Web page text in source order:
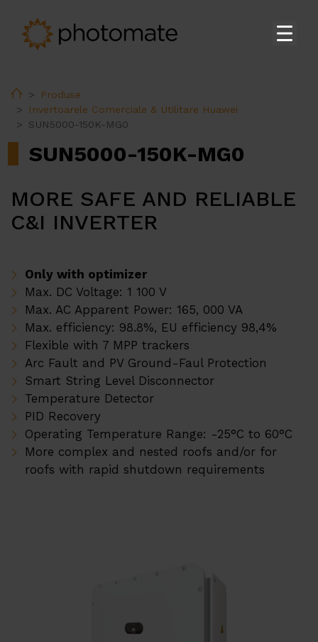
HomeProduse
Invertoarele Comerciale & Utilitare Huawei
SUN5000-150K-MG0
SUN5000-150K-MG0
MORE SAFE AND RELIABLE
C&I INVERTER
Only with optimizer
Max. DC Voltage: 1 100 V
Max. AC Apparent Power: 165, 000 VA
Max. efficiency: 98.8%, EU efficiency 98,4%
Flexible with 7 MPP trackers
Arc Fault and PV Ground-Faul Protection
Smart String Level Disconnector
Temperature Detector
PID Recovery
Operating Temperature Range: -25°C to 60°C
More complex and nested roofs and/or for
roofs with rapid shutdown requirements
Produse
Invertoarele Rezidențiale Huawei
Invertoarele Comerciale & Utilitare Huawei
Stații de transformare Huawei
Accesoriile Huawei
Încărcătoarele EV Ekoenergetyka
PV constructions
Pompe de căldură ERA
Servicii
EMS
Suport tehnic